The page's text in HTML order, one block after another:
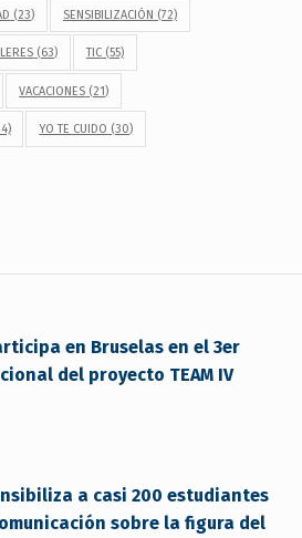
(23) SENSIBILIZACIÓN (72)
(63) TIC(55)
VACACIONES (21)
YO TE CUIDO (30)
en Bruselas en el 3er
del proyecto TEAM IV
a casi 200 estudiantes
sobre la figura del